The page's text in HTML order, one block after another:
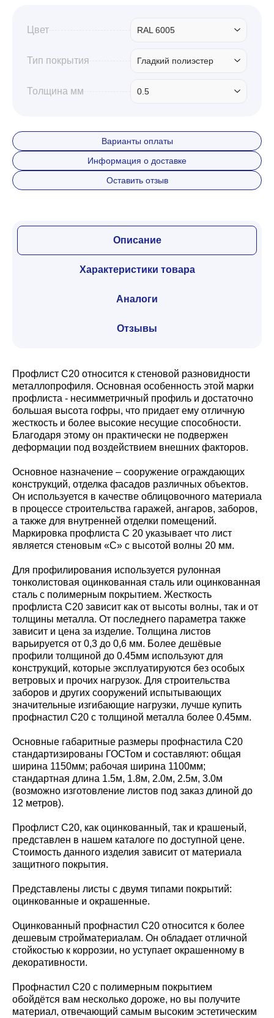
Цвет RAL 6005
Тип покрытия Гладкий полиэстер
Толщина мм 0.5
Варианты оплаты
Информация о доставке
Оставить отзыв
Описание
Характеристики товара
Аналоги
Отзывы
Профлист С20 относится к стеновой разновидности
металлопрофиля. Основная особенность этой марки
профлиста - несимметричный профиль и достаточно
большая высота гофры, что придает ему отличную
жесткость и более высокие несущие способности.
Благодаря этому он практически не подвержен
деформации под воздействием внешних факторов.
Основное назначение – сооружение ограждающих
конструкций, отделка фасадов различных объектов.
Он используется в качестве облицовочного материала
в процессе строительства гаражей, ангаров, заборов,
а также для внутренней отделки помещений.
Маркировка профлиста С 20 указывает что лист
является стеновым «С» с высотой волны 20 мм.
Для профилирования используется рулонная
тонколистовая оцинкованная сталь или оцинкованная
сталь с полимерным покрытием. Жесткость
профлиста С20 зависит как от высоты волны, так и от
толщины металла. От последнего параметра также
зависит и цена за изделие. Толщина листов
варьируется от 0,3 до 0,6 мм. Более дешёвые
профили толщиной до 0.45мм используют для
конструкций, которые эксплуатируются без особых
ветровых и прочих нагрузок. Для строительства
заборов и других сооружений испытывающих
значительные изгибающие нагрузки, лучше купить
профнастил С20 с толщиной металла более 0.45мм.
Основные габаритные размеры профнастила С20
стандартизированы ГОСТом и составляют: общая
ширина 1150мм; рабочая ширина 1100мм;
стандартная длина 1.5м, 1.8м, 2.0м, 2.5м, 3.0м
(возможно изготовление листов под заказ длиной до
12 метров).
Профлист С20, как оцинкованный, так и крашеный,
представлен в нашем каталоге по доступной цене.
Стоимость данного изделия зависит от материала
защитного покрытия.
Представлены листы с двумя типами покрытий:
оцинкованные и окрашенные.
Оцинкованный профнастил С20 относится к более
дешевым стройматериалам. Он обладает отличной
стойкостью к коррозии, но уступает окрашенному в
декоративности.
Профнастил С20 с полимерным покрытием
обойдётся вам несколько дороже, но вы получите
материал, отвечающий самым высоким эстетическим